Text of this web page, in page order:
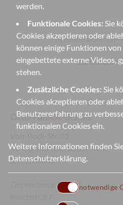
werden.
Funktionale Cookies: Sie
Cookies akzeptieren oder
können einige Funktionen
eingebettete externe Videos,
stehen.
Zusätzliche Cookies: Sie
Cookies akzeptieren oder
Benutzererfahrung zu
funktionalen Cookies ein.
Weitere Informationen finden
Datenschutzerklärung.
notwendige
herunterladen
Zurück zur
Otto-Pankok-Schule
45468 Mülheim an der Ruhr
Deutschland
(Sek II):